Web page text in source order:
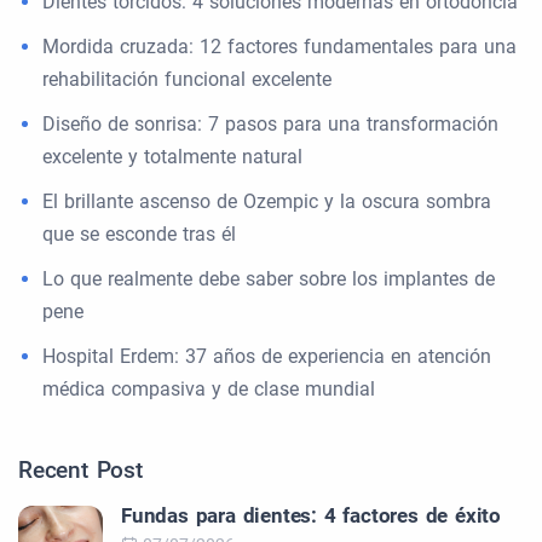
Mordida cruzada: 12 factores fundamentales para una
rehabilitación funcional excelente
Diseño de sonrisa: 7 pasos para una transformación
excelente y totalmente natural
El brillante ascenso de Ozempic y la oscura sombra
que se esconde tras él
Lo que realmente debe saber sobre los implantes de
pene
Hospital Erdem: 37 años de experiencia en atención
médica compasiva y de clase mundial
Recent Post
Fundas para dientes: 4 factores de éxito